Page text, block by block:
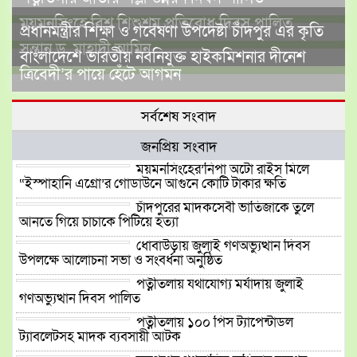
ময়মনসিংহে বিশ্ব শিশুশ্রম প্রতিরোধ দিবস পালিত
প্রধানমন্ত্রীর শিক্ষা ও গবেষণা উপদেষ্টা চাঁদপুর এর কৃতি
সন্তান ড. মাহাদী আমিন
বাংলাদেশে ভারতীয় নবনিযুক্ত হাইকমিশনার দীনেশ
ত্রিবেদী’র পায়ে হেঁটে আগমন
সর্বশেষ সংবাদ
জনপ্রিয় সংবাদ
ময়মনসিংহের’নিপা অটো রাইস মিলে
“ইস্পাহানি এগ্রো’র গোডাউনে আগুনে কোটি টাকার ক্ষতি
চাঁদপুরের মাদকসেবী ভাতিজাকে তুলে
আনতে গিয়ে চাচাকে পিটিয়ে হত্যা
ধোবাউড়ায় জুলাই গণঅভ্যুত্থান দিবস
উপলক্ষে আলোচনা সভা ও সংবর্ধনা অনুষ্ঠিত
পত্নীতলায় যথাযোগ্য মর্যাদায় জুলাই
গণঅভ্যুত্থান দিবস পালিত
পত্নীতলায় ১০০ পিস ট্যাপেন্টাডল
ট্যাবলেটসহ মাদক ব্যবসায়ী আটক